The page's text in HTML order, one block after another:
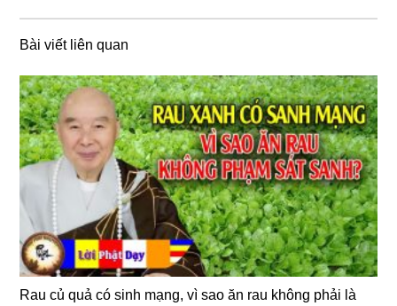
Bài viết liên quan
Rau củ quả có sinh mạng, vì sao ăn rau không phải là